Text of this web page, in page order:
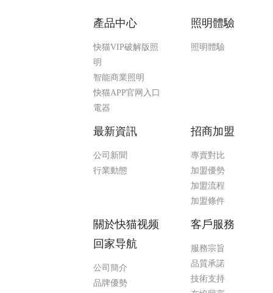
產品中心
快猫VIP破解版照
明
智能商業照明
快猫APP官网入口
電器
照明體驗
照明體驗
最新資訊
公司新聞
行業動態
招商加盟
專賣對比
加盟優勢
加盟流程
加盟條件
關於快猫视频
回家导航
公司簡介
品牌優勢
客戶服務
服務宗旨
品質承諾
技術支持